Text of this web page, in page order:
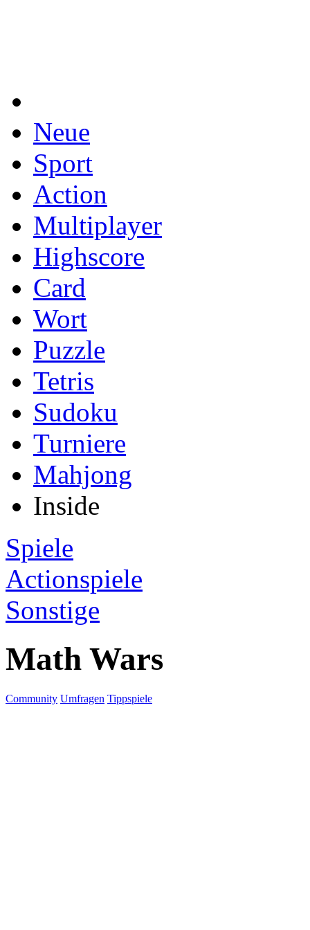
Neue
Sport
Action
Multiplayer
Highscore
Card
Wort
Puzzle
Tetris
Sudoku
Turniere
Mahjong
Inside
Spiele
Actionspiele
Sonstige
Math Wars
Community Umfragen Tippspiele